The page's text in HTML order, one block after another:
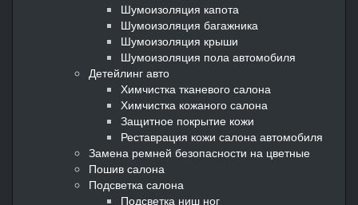
Шумоизоляция капота
Шумоизоляция багажника
Шумоизоляция крыши
Шумоизоляция пола автомобиля
Детейлинг авто
Химчистка тканевого салона
Химчистка кожаного салона
Защитное покрытие кожи
Реставрация кожи салона автомобиля
Замена ремней безопасности на цветные
Пошив салона
Подсветка салона
Подсветка ниш ног